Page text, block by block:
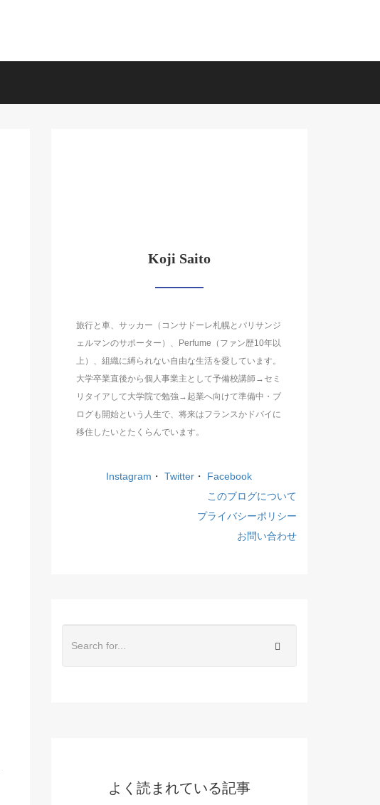
Koji Saito
旅行と車、サッカー（コンサドーレ札幌とパリサンジ
ェルマンのサポーター）、Perfume（ファン歴10年以
上）、組織に縛られない自由な生活を愛しています。
大学卒業直後から個人事業主として予備校講師→セミ
リタイアして大学院で勉強→起業へ向けて準備中・ブ
ログも開始という人生で、将来はフランスかドバイに
移住したいとたくらんでいます。
Instagram ・ Twitter ・
Facebook
このブログについて
プライバシーポリシー
お問い合わせ
よく読まれている記事